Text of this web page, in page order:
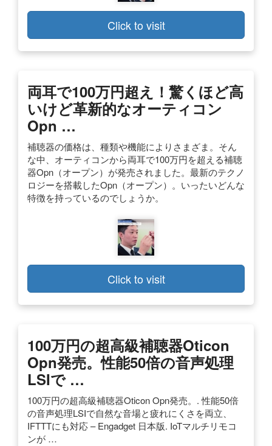
Click to visit
両耳で100万円超え！驚くほど高
いけど革新的なオーティコン
Opn …
補聴器の価格は、種類や機能によりさまざま。そん
な中、オーティコンから両耳で100万円を超える補聴
器Opn（オープン）が発売されました。最新のテクノ
ロジーを搭載したOpn（オープン）。いったいどんな
特徴を持っているのでしょうか。
Click to visit
100万円の超高級補聴器Oticon
Opn発売。性能50倍の音声処理
LSIで …
100万円の超高級補聴器Oticon Opn発売。. 性能50倍
の音声処理LSIで自然な音場と疲れにくさを両立、
IFTTTにも対応 – Engadget 日本版. IoTマルチリモコ
ンが …